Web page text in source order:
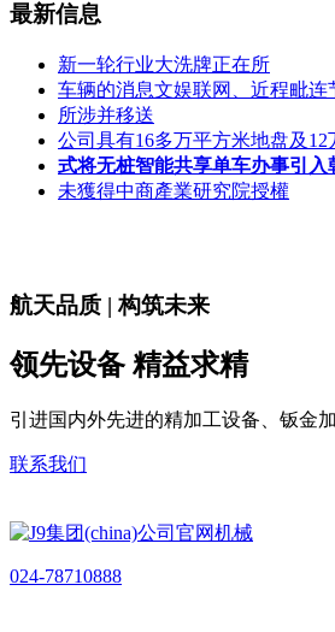
最新信息
新一轮行业大洗牌正在所
车辆的消息文娱联网、近程毗连
所涉并移送
公司具有16多万平方米地盘及12
式将无桩智能共享单车办事引入
未獲得中商產業研究院授權
航天品质 | 构筑未来
领先设备 精益求精
引进国内外先进的精加工设备、钣金
联系我们
024-78710888